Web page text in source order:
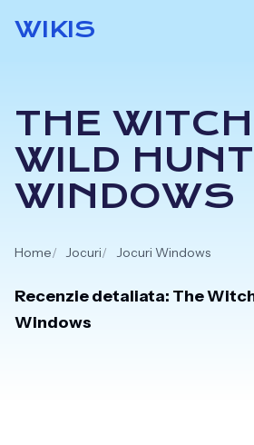
WIKIS
THE
WILD
WINDOWS
Home Jocuri Jocuri Windows
Recenzie detaliata: The
Windows